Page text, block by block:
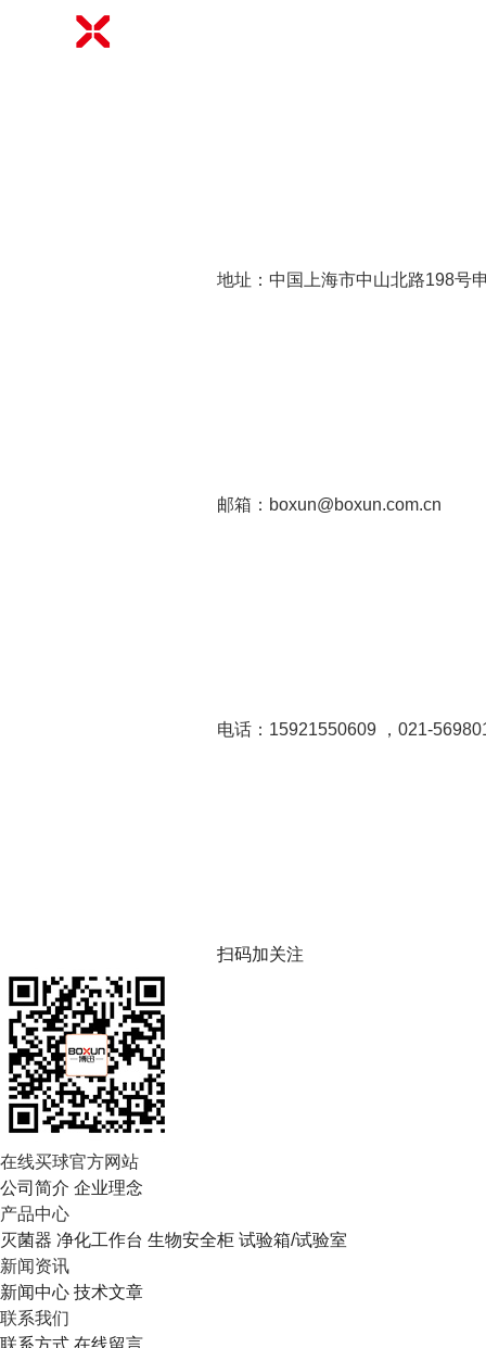
地址：中国上海市中山北路198号
邮箱：boxun@boxun.com.cn
电话：15921550609 ，021-
扫码加关注
在线买球官方网站
公司简介 企业理念
产品中心
灭菌器 净化工作台 生物安全柜 试验箱/试验室
新闻资讯
新闻中心 技术文章
联系我们
联系方式 在线留言